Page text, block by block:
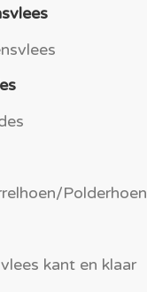
Polderhoen
kant en klaar